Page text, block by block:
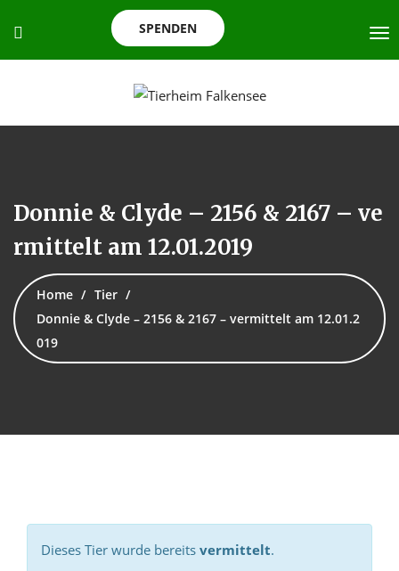
SPENDEN
Donnie & Clyde – 2156 & 2167 – ve
rmittelt am 12.01.2019
Home
Tier
Donnie & Clyde – 2156 & 2167 – vermittelt am 12.01.2
019
Dieses Tier wurde bereits vermittelt.